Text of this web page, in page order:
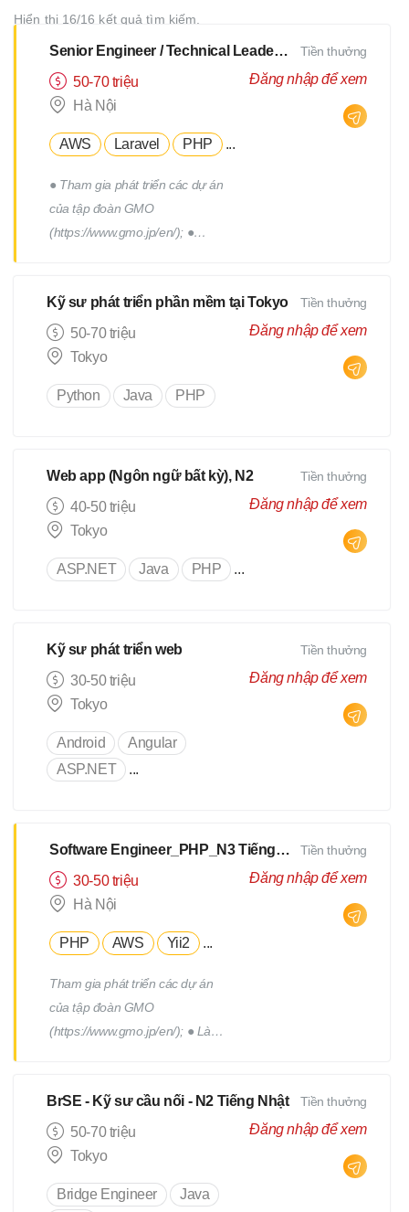
Hiển thị 16/16 kết quả tìm kiếm.
Senior Engineer / Technical Leader - N2 Tiếng Nhật - Lương upto $3000
50-70 triệu
Hà Nội
AWS Laravel PHP ...
● Tham gia phát triển các dự án
của tập đoàn GMO
(https://www.gmo.jp/en/); ●
cùng với đội phát triển thuộc
phòng R&D của tập đoàn; ●
Phối hợp với các thành viên
khai, tối ưu; những chức năng
Internet Group (Tokyo hoặc
Tiền thưởng
Đăng nhập để xem
Kỹ sư phát triển phần mềm tại Tokyo
50-70 triệu
Tokyo
Python Java PHP
Tiền thưởng
Đăng nhập để xem
Web app (Ngôn ngữ bất kỳ), N2
40-50 triệu
Tokyo
ASP.NET Java PHP ...
Tiền thưởng
Đăng nhập để xem
Kỹ sư phát triển web
30-50 triệu
Tokyo
Android
Angular
ASP.NET
...
Tiền thưởng
Đăng nhập để xem
Software Engineer_PHP_N3 Tiếng Nhật [Salary up to $2500]
30-50 triệu
Hà Nội
PHP AWS Yii2 ...
Tham gia phát triển các dự án
của tập đoàn GMO
(https://www.gmo.jp/en/); ● Làm
Phối hợp với các thành viên
trong team để thiết kế, triển
khai, tối ưu; những chức năng
Nhật training tại tập đoàn GMO
Tiền thưởng
Đăng nhập để xem
BrSE - Kỹ sư cầu nối - N2 Tiếng Nhật
50-70 triệu
Tokyo
Bridge Engineer
Java
Tiền thưởng
Đăng nhập để xem